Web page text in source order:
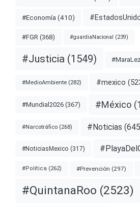
#Economía (410)
#FGR (368) #guardiaNacional (239)
#Justicia (1549)
#MedioAmbiente (282) #mexico
#Mundial2026 (367) #México
#Narcotráfico (268) #Noticias
#NoticiasMexico (317)
#Política (262) #Prevención (297)
#QuintanaRoo (2523)